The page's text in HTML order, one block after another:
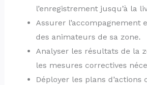
l’enregistrement jusqu’à la
Assurer l’accompagnement
des animateurs de sa zone.
Analyser les résultats de la
les mesures correctives
Déployer les plans d’actions